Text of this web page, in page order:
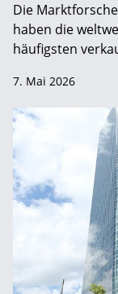
Die
haben die
häufigsten
7. Mai 2026